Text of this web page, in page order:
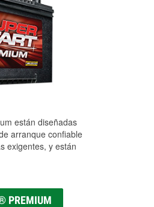
están diseñadas
arranque confiable
exigentes, y están
PREMIUM